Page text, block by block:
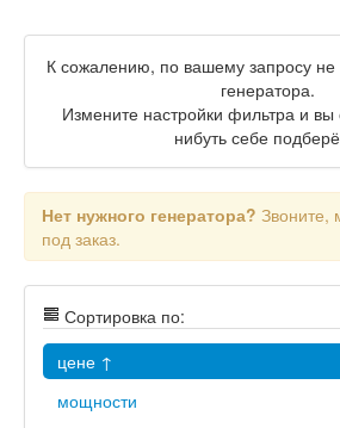
К сожалению, по вашему запросу не
генератора.
Измените настройки фильтра и вы
нибуть себе
Нет нужного генератора? Звоните,
под заказ.
Сортировка по:
цене ↑
мощности